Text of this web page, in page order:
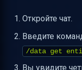
Откройте чат.
Введите
/data get
Вы увидите